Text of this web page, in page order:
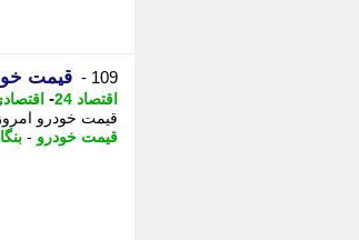
109 - قیمت
اقتصاد 24 -
قیمت خودرو امروز 15 مرداد 1405 از سوی بنگاه های معاملاتی اعلام شد. -
قیمت خودرو -